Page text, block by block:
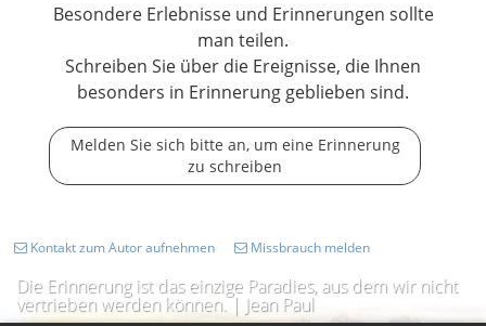
Besondere Erlebnisse und Erinnerungen sollte
man teilen.
Schreiben Sie über die Ereignisse, die Ihnen
besonders in Erinnerung geblieben sind.
Melden Sie sich bitte an, um eine Erinnerung
zu schreiben
Die Erinnerung ist das einzige Paradies, aus dem wir nicht
vertrieben werden können. | Jean Paul
Kontakt zum Autor aufnehmen Missbrauch melden